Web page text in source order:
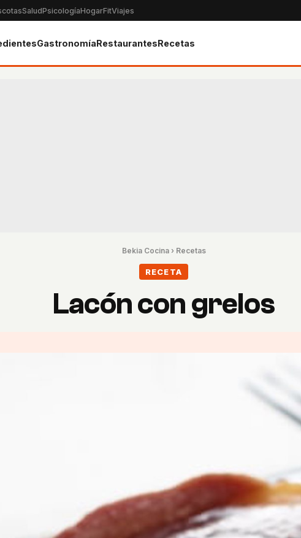
SaludPsicologíaHogarFitViajes
GastronomíaRestaurantesRecetas
Bekia Cocina› Recetas
RECETA
Lacón con grelos